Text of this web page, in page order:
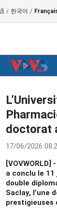
/ 한국어 /
doctorat
17/06/2026
a conclu le
double
Saclay, l’une
prestigieuses